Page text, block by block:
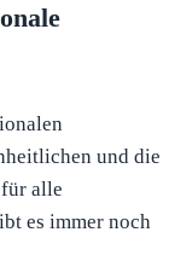
und die
alle
es immer noch